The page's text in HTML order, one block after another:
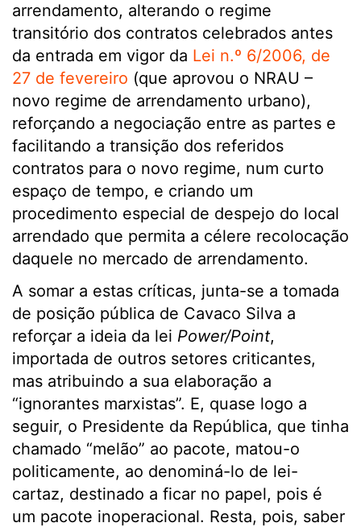
arrendamento, alterando o regime
transitório dos contratos celebrados antes
da entrada em vigor da Lei n.º 6/2006, de
27 de fevereiro (que aprovou o NRAU –
novo regime de arrendamento urbano),
reforçando a negociação entre as partes e
facilitando a transição dos referidos
contratos para o novo regime, num curto
espaço de tempo, e criando um
procedimento especial de despejo do local
arrendado que permita a célere recolocação
daquele no mercado de arrendamento.
A somar a estas críticas, junta-se a tomada
de posição pública de Cavaco Silva a
reforçar a ideia da lei Power/Point,
importada de outros setores criticantes,
mas atribuindo a sua elaboração a
“ignorantes marxistas”. E, quase logo a
seguir, o Presidente da República, que tinha
chamado “melão” ao pacote, matou-o
politicamente, ao denominá-lo de lei-
cartaz, destinado a ficar no papel, pois é
um pacote inoperacional. Resta, pois, saber